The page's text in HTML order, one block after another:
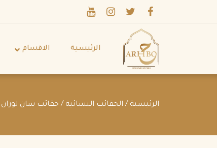
الرئيسية الاقسام
الرئيسية / الحقائب النسائية / حقائب سان لوران